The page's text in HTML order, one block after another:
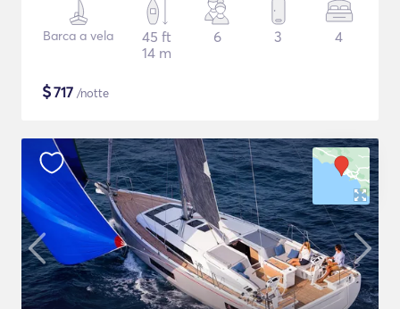
Barca a vela
45 ft
14 m
6 3 4
$717 /notte